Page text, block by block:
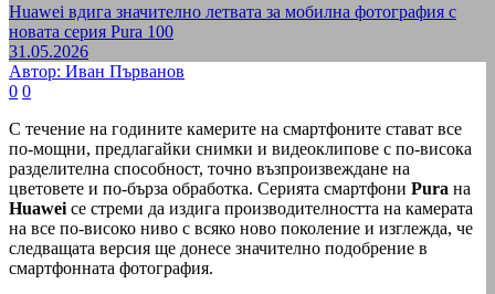
Huawei вдига значително летвата за мобилна фотография с
новата серия Pura 100
31.05.2026
Автор: Иван Първанов
0 0
С течение на годините камерите на смартфоните стават все
по-мощни, предлагайки снимки и видеоклипове с по-висока
разделителна способност, точно възпроизвеждане на
цветовете и по-бърза обработка. Серията смартфони Pura на
Huawei се стреми да издига производителността на камерата
на все по-високо ниво с всяко ново поколение и изглежда, че
следващата версия ще донесе значително подобрение в
смартфонната фотография.